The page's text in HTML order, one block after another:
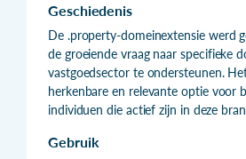
Geschiedenis
De .property-domeinextensie werd
de groeiende vraag naar specifieke
vastgoedsector te ondersteunen.
herkenbare en relevante optie voor
individuen die actief zijn in deze
Gebruik